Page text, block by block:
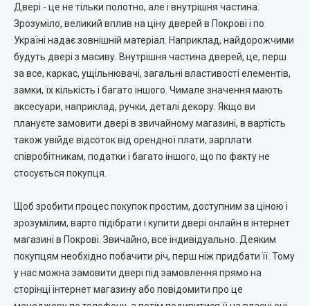
City Line Express
Syndicate Doors (Сіндікат Дорс)
STDM
Gorgania (Горганія)
Verto (Верто)
Двері - це не тільки полотно, але і внутрішня частина.
Зрозуміло, великий вплив на ціну дверей в Покрові і по
Україні надає зовнішній матеріал. Наприклад, найдорожчими
будуть двері з масиву. Внутрішня частина дверей, це, перш
за все, каркас, ущільнювачі, загальні властивості елементів,
замки, їх кількість і багато іншого. Чимале значення мають
аксесуари, наприклад, ручки, деталі декору. Якщо ви
плануєте замовити двері в звичайному магазині, в вартість
також увійде відсоток від орендної плати, зарплати
співробітникам, податки і багато іншого, що по факту не
стосується покупця.
Щоб зробити процес покупок простим, доступним за ціною і
зрозумілим, варто підібрати і купити двері онлайн в інтернет
магазині в Покрові. Звичайно, все індивідуально. Деяким
покупцям необхідно побачити річ, перш ніж придбати її. Тому
у нас можна замовити двері під замовлення прямо на
сторінці інтернет магазину або повідомити про це